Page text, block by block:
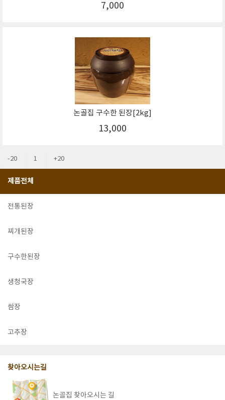
7,000
논골집 구수한 된장[2kg]
13,000
-20 1 +20
제품전체
전통된장
찌개된장
구수한된장
생청국장
쌈장
고추장
찾아오시는길
논골집 찾아오시는 길